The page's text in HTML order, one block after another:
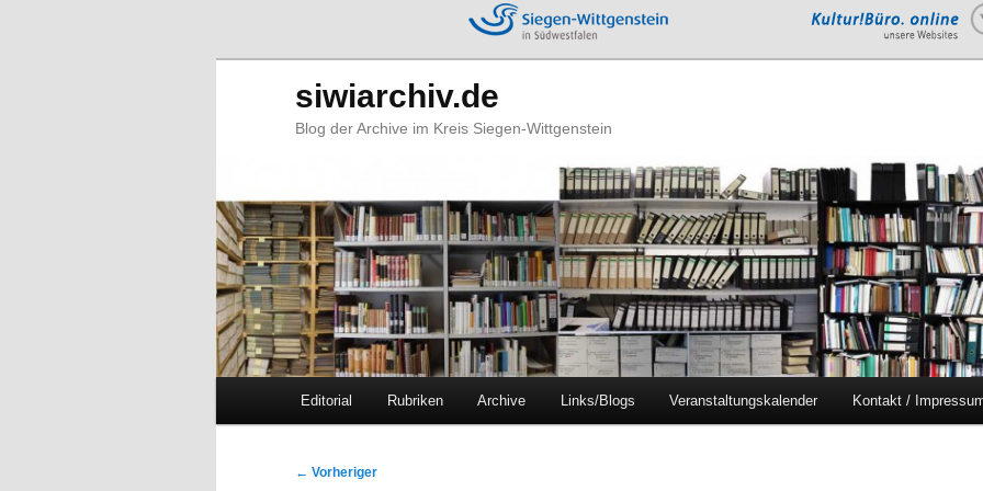
siwiarchiv.de
Blog der Archive im Kreis Siegen-Wittgenstein
Zum
Zum
Editorial Rubriken Archive Links/Blogs Veranstaltungskalender Kontakt /
Beitragsnavigation
← Vorheriger